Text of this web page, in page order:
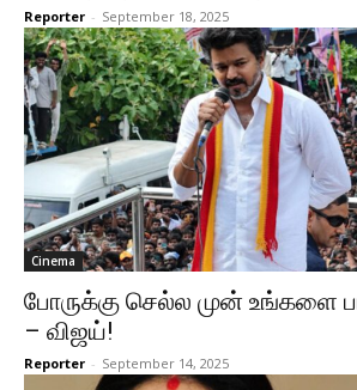
Reporter - September 18, 2025
Cinema
போருக்கு செல்ல முன் உங்களை
– விஜய்!
Reporter - September 14, 2025